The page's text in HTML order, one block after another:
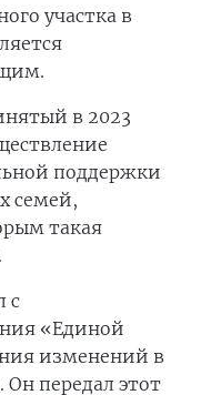
участка в
в 2023
поддержки
семей,
такая
с
«Единой
изменений в
Он передал этот